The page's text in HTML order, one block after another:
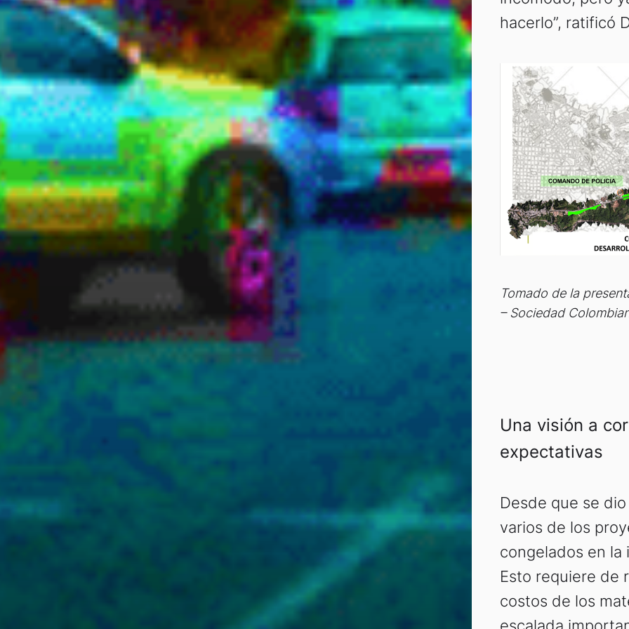
hacerlo”, ratificó
Tomado de la
– Sociedad
Una visión a
expectativas
Desde que se
varios de los
congelados en
Esto requiere de
costos de los
escalada